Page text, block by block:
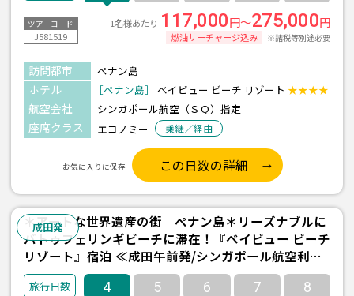
ツアーコード
J581519
1名様あたり 117,000円～275,000円
燃油サーチャージ込み ※諸税等別途必要
訪問都市 ペナン島
ホテル ［ペナン島］ ベイビュー ビーチ リゾート ★★★★
航空会社 シンガポール航空（ＳＱ）指定
座席クラス エコノミー 乗継／経由
お気に入りに保存 この日数の詳細
成田発
＊アートな世界遺産の街 ペナン島＊リーズナブルに
バトゥフェリンギビーチに滞在！『ベイビュー ビーチ
リゾート』宿泊 ≪成田午前発/シンガポール航空利用/
ペナン島 2泊4日間≫
4 5 6 7 8